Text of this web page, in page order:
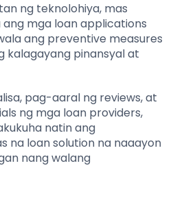
ng teknolohiya, mas
mga loan applications
ang preventive measures
kalagayang pinansyal at
pag-aaral ng reviews, at
ng mga loan providers,
natin ang
na loan solution na naaayon
nang walang